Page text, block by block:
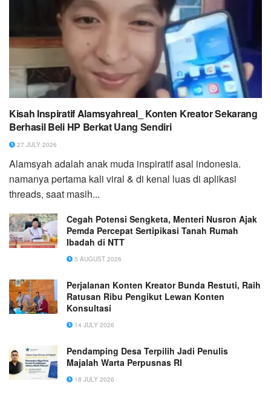
Kisah Inspiratif Alamsyahreal_ Konten Kreator Sekarang
Berhasil Beli HP Berkat Uang Sendiri
27 JULY 2026
Alamsyah adalah anak muda inspiratif asal indonesia.
namanya pertama kali viral & di kenal luas di aplikasi
threads, saat masih...
Cegah Potensi Sengketa, Menteri Nusron Ajak
Pemda Percepat Sertipikasi Tanah Rumah
Ibadah di NTT
5 AUGUST 2026
Perjalanan Konten Kreator Bunda Restuti, Raih
Ratusan Ribu Pengikut Lewan Konten
Konsultasi
14 JULY 2026
Pendamping Desa Terpilih Jadi Penulis
Majalah Warta Perpusnas RI
18 JULY 2026